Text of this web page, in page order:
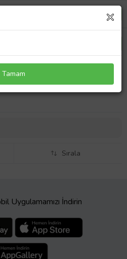
04/10; ÖN AKS TAŞIYICI
Sırala
Uygulamamızı İndirin
Tamam